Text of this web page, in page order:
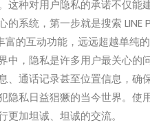
这种对用户隐私的承诺不仅能
的系统，第一步就是搜索
富的互动功能，远远超越单纯的
中，隐私是许多用户最关心的
、通话记录甚至位置信息，
隐私日益猖獗的当今世界。使
更加坦诚、坦诚的交流。